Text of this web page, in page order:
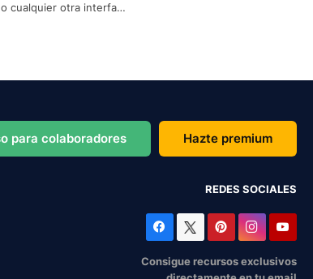
cualquier otra interfaz
para colaboradores Hazte premium
REDES SOCIALES
Consigue recursos exclusivos